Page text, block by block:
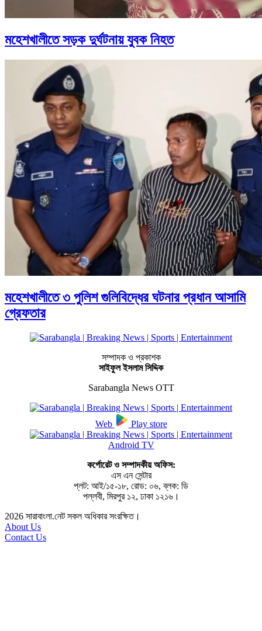
মহেশখালীতে সড়ক দুর্ঘটনায় যুবক নিহত
মহেশখালীতে ৩ পুলিশ গুলিবিদ্ধের ঘটনার প্রধান আসামি
গ্রেফতার
সম্পাদক ও প্রকাশক
সাইফুল ইসলাম সিদ্দিক
Sarabangla News OTT
Web Play store
Android TV
কর্পোরেট ও সম্পাদকীয় অফিস:
এস এন সেন্টার
প্লট: আই/১৫-১৮, রোড: ০৬, ব্লক: ডি
পল্লবী, মিরপুর ১২, ঢাকা ১২১৬।
2026 সারাবাংলা.নেট সকল অধিকার সংরক্ষিত।
About Us
Contact Us